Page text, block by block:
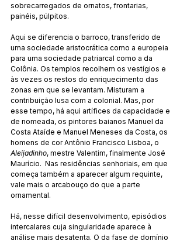
sobrecarregados de ornatos, frontarias,
painéis, púlpitos.
Aqui se diferencia o barroco, transferido de
uma sociedade aristocrática como a europeia
para uma sociedade patriarcal como a da
Colônia. Os templos recolhem os vestígios e
às vezes os restos do enriquecimento das
zonas em que se levantam. Misturam a
contribuição lusa com a colonial. Mas, por
esse tempo, há aqui artífices da capacidade e
de nomeada, os pintores baianos Manuel da
Costa Ataíde e Manuel Meneses da Costa, os
homens de cor Antônio Francisco Lisboa, o
Aleijadinho, mestre Valentim, finalmente José
Maurício.  Nas residências senhoriais, em que
começa também a aparecer algum requinte,
vale mais o arcabouço do que a parte
ornamental.
Há, nesse difícil desenvolvimento, episódios
intercalares cuja singularidade aparece à
análise mais desatenta. O da fase de domínio